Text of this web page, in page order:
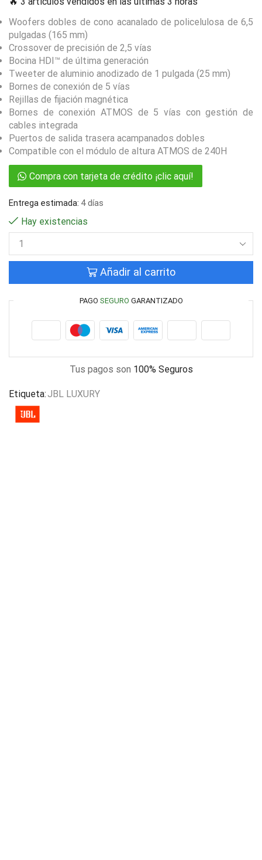
Woofers dobles de cono acanalado de policelulosa de 6,5
pulgadas (165 mm)
Crossover de precisión de 2,5 vías
Bocina HDI™ de última generación
Tweeter de aluminio anodizado de 1 pulgada (25 mm)
Bornes de conexión de 5 vías
Rejillas de fijación magnética
Bornes de conexión ATMOS de 5 vías con gestión de
cables integrada
Puertos de salida trasera acampanados dobles
Compatible con el módulo de altura ATMOS de 240H
Compra con tarjeta de crédito ¡clic aquí!
Entrega estimada: 4 días
Hay existencias
Añadir al carrito
PAGO SEGURO GARANTIZADO
Tus pagos son 100% Seguros
Etiqueta: JBL LUXURY